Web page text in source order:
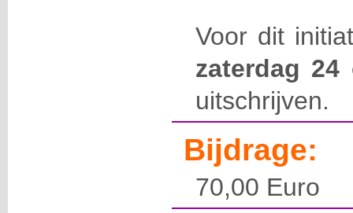
Voor dit
zaterdag 24
uitschrijven.
Bijdrage:
70,00 Euro